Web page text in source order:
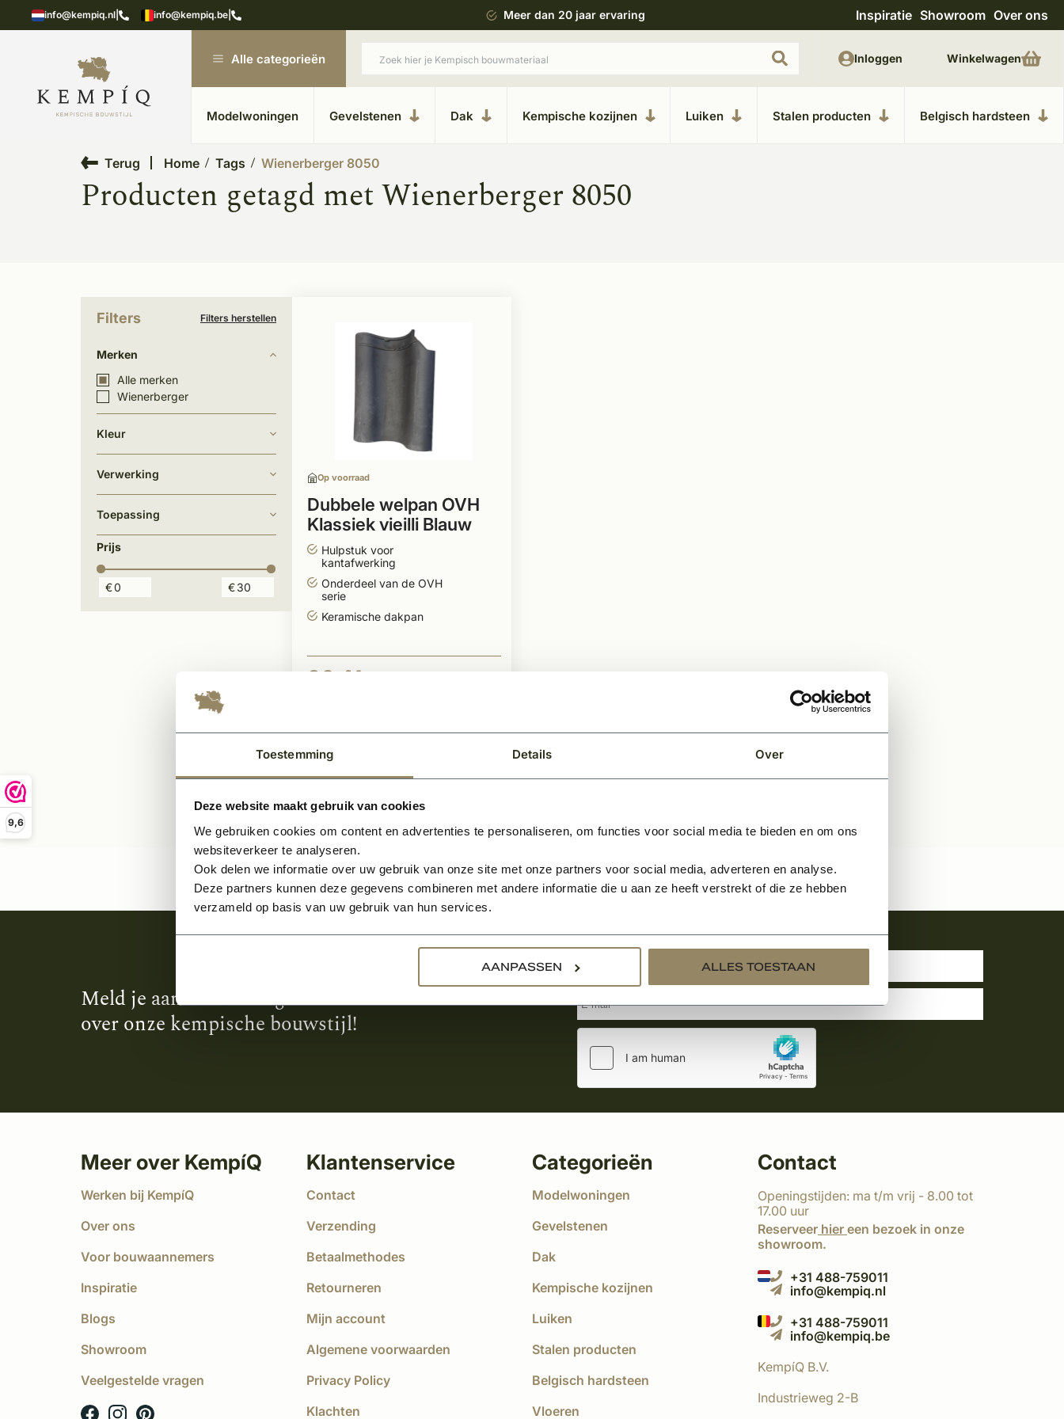
Toestemming Details Over
Deze website maakt gebruik van cookies
We gebruiken cookies om content en advertenties te personaliseren, om functies voor social media te bieden en om ons
websiteverkeer te analyseren.
Ook delen we informatie over uw gebruik van onze site met onze partners voor social media, adverteren en analyse.
Deze partners kunnen deze gegevens combineren met andere informatie die u aan ze heeft verstrekt of die ze hebben
verzameld op basis van uw gebruik van hun services.
AANPASSEN ALLES TOESTAAN
9,6
info@kempiq.nl info@kempiq.be
in Kesteren Unieke materialen in kempische bouwstijl Meer dan 20 jaar ervaring Uitgebreide showroom in Kesteren Unieke
Inspiratie Showroom Over ons
Alle categorieën
Modelwoningen Gevelstenen Dak Kempische kozijnen Luiken Stalen producten Belgisch hardsteen
Inloggen Winkelwagen
Terug Home Tags Wienerberger 8050
Producten getagd met Wienerberger 8050
Filters Filters herstellen
Merken
Alle merken
Wienerberger
Kleur
Verwerking
Toepassing
Prijs
€ €
Op voorraad
Dubbele welpan OVH
Klassiek vieilli Blauw
gesmoord
Hulpstuk voor
kantafwerking
Onderdeel van de OVH
serie
Keramische dakpan
26,41
Meld je aan en ontvang het laatste nieuws
over onze kempische bouwstijl!
Aanmelden voor de nieuwsbrief
Meer over KempíQ
Werken bij KempíQ
Over ons
Voor bouwaannemers
Inspiratie
Blogs
Showroom
Veelgestelde vragen
Klantenservice
Contact
Verzending
Betaalmethodes
Retourneren
Mijn account
Algemene voorwaarden
Privacy Policy
Klachten
Categorieën
Modelwoningen
Gevelstenen
Dak
Kempische kozijnen
Luiken
Stalen producten
Belgisch hardsteen
Vloeren
Contact
Openingstijden: ma t/m vrij - 8.00 tot
17.00 uur
Reserveer hier een bezoek in onze
showroom.
+31 488-759011
info@kempiq.nl
+31 488-759011
info@kempiq.be
KempíQ B.V.
Industrieweg 2-B